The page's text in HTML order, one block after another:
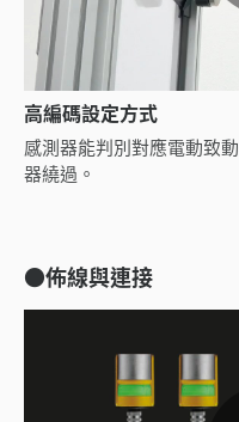
高編碼設定方式
感測器能判別對應電動致
器繞過。
●佈線與連接